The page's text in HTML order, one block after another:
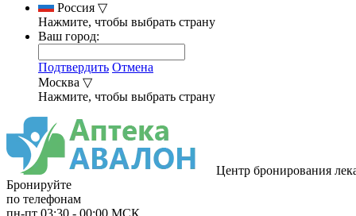
Россия ▽
Нажмите, чтобы выбрать страну
Ваш город:
Подтвердить Отмена
Москва ▽
Нажмите, чтобы выбрать страну
Центр бронирования
Бронируйте
по телефонам
пн-пт 03:30 - 00:00 МСК